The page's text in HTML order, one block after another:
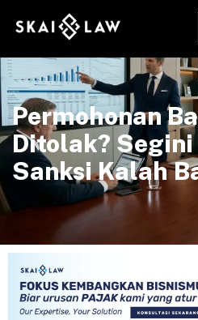
Permohonan
Ditolak? Segini
Sanksi Kalah